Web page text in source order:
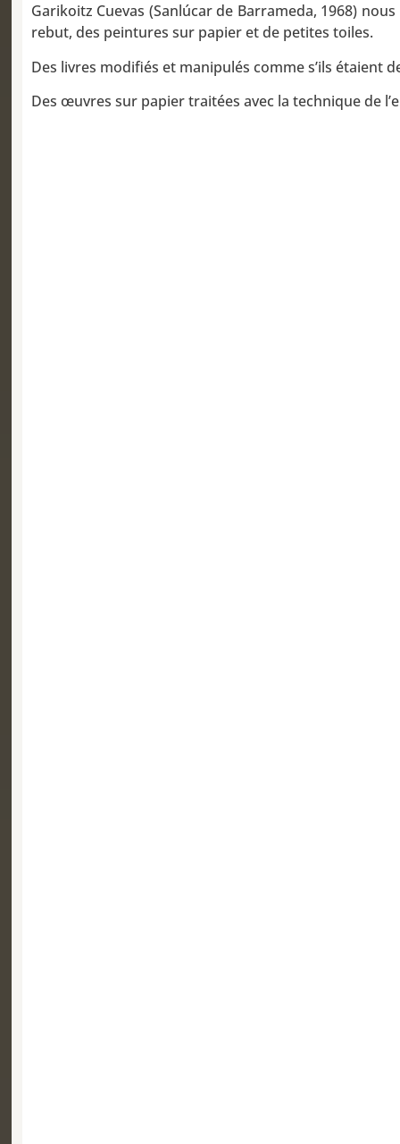
Garikoitz Cuevas (Sanlúcar de Barrameda, 1968)
rebut, des peintures sur papier et de petites toiles.
Des livres modifiés et manipulés comme s’ils étaient
Des œuvres sur papier traitées avec la technique de